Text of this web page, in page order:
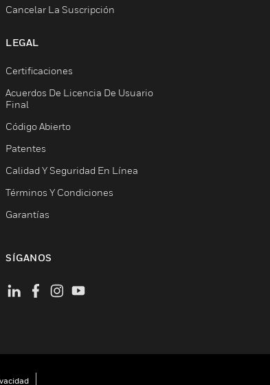
Cancelar La Suscripción
LEGAL
Certificaciones
Acuerdos De Licencia De Usuario
Final
Código Abierto
Patentes
Calidad Y Seguridad En Línea
Términos Y Condiciones
Garantías
SÍGANOS